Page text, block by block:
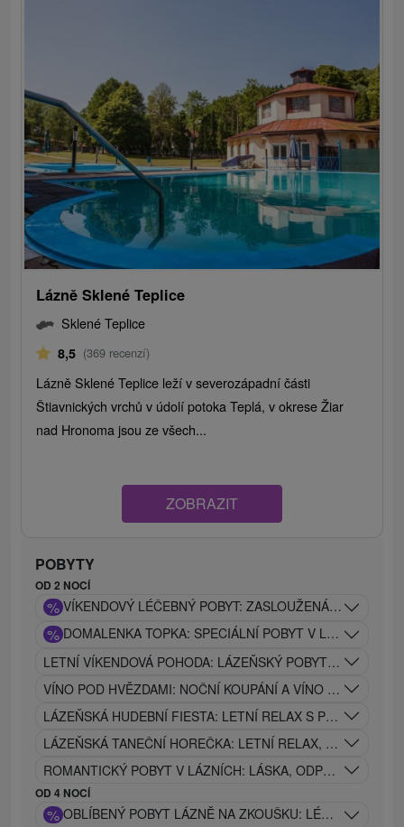
Lázně Sklené Teplice
Sklené Teplice
8,5 (369 recenzí)
Lázně Sklené Teplice leží v severozápadní části
Štiavnických vrchů v údolí potoka Teplá, v okrese Žiar
nad Hronoma jsou ze všech...
ZOBRAZIT
POBYTY
OD 2 NOCÍ
% VÍKENDOVÝ LÉČEBNÝ POBYT: ZASLOUŽENÁ
% DOMALENKA TOPKA: SPECIÁLNÍ POBYT V LÁZNÍCH V
LETNÍ VÍKENDOVÁ POHODA: LÁZEŇSKÝ POBYT S
VÍNO POD HVĚZDAMI: NOČNÍ KOUPÁNÍ A VÍNO POD
LÁZEŇSKÁ HUDEBNÍ FIESTA: LETNÍ RELAX S
LÁZEŇSKÁ TANEČNÍ HOREČKA: LETNÍ RELAX, LÉČIVÉ
ROMANTICKÝ POBYT V LÁZNÍCH: LÁSKA, ODPOČINEK A
OD 4 NOCÍ
% OBLÍBENÝ POBYT LÁZNĚ NA ZKOUŠKU: LÉČEBNÝ